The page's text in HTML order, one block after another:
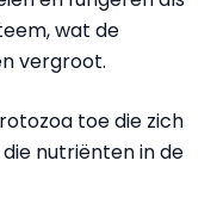
wat de
vergroot.
toe die zich
nutriënten in de